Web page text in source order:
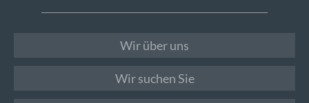
Wir über uns
Wir suchen Sie